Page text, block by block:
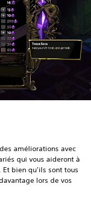
améliorations avec
qui vous aideront à
bien qu’ils sont tous
lors de vos